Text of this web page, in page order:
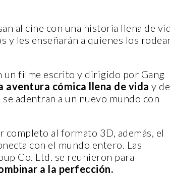
al cine con una historia llena de
les enseñarán a quienes los
un filme escrito y dirigido por Gang
aventura cómica llena de vida y de
adentran a un nuevo mundo con
completo al formato 3D, además, el
con el mundo entero. Las
Co. Ltd. se reunieron para
a la perfección.